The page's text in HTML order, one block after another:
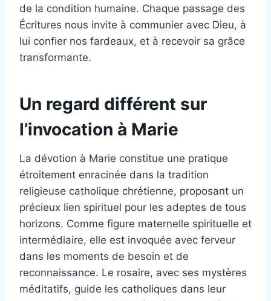
de la condition humaine. Chaque passage des
Écritures nous invite à communier avec Dieu, à
lui confier nos fardeaux, et à recevoir sa grâce
transformante.
Un regard différent sur
l’invocation à Marie
La dévotion à Marie constitue une pratique
étroitement enracinée dans la tradition
religieuse catholique chrétienne, proposant un
précieux lien spirituel pour les adeptes de tous
horizons. Comme figure maternelle spirituelle et
intermédiaire, elle est invoquée avec ferveur
dans les moments de besoin et de
reconnaissance. Le rosaire, avec ses mystères
méditatifs, guide les catholiques dans leur